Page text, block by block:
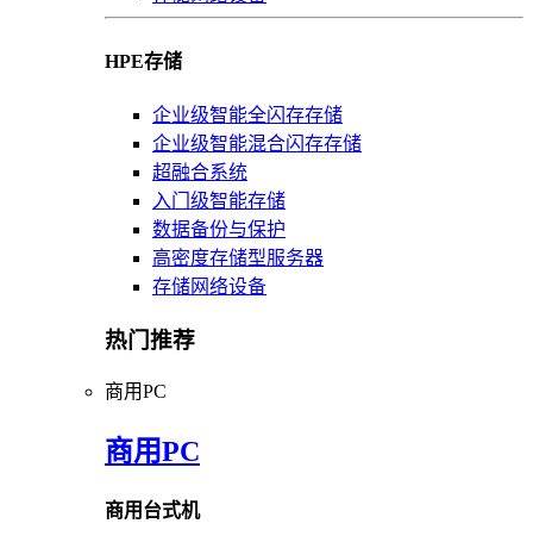
HPE存储
企业级智能全闪存存储
企业级智能混合闪存存储
超融合系统
入门级智能存储
数据备份与保护
高密度存储型服务器
存储网络设备
热门推荐
商用PC
商用PC
商用台式机